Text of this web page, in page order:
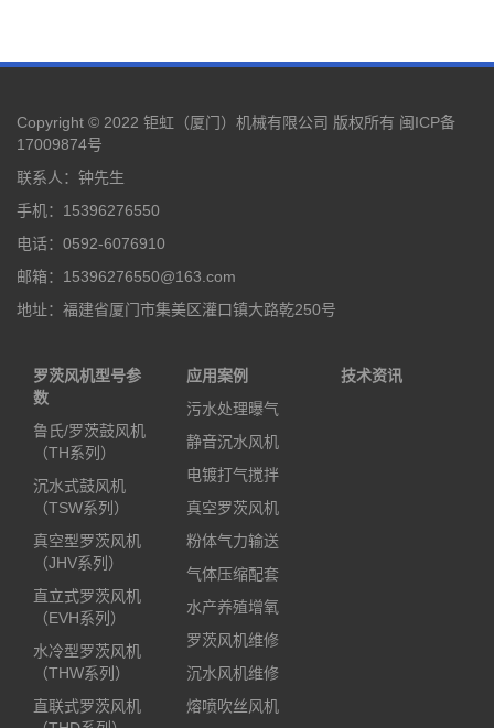
Copyright © 2022 钜虹（厦门）机械有限公司 版权所有 闽ICP备
17009874号
联系人：钟先生
手机：15396276550
电话：0592-6076910
邮箱：15396276550@163.com
地址：福建省厦门市集美区灌口镇大路乾250号
罗茨风机型号参
数
鲁氏/罗茨鼓风机
（TH系列）
沉水式鼓风机
（TSW系列）
真空型罗茨风机
（JHV系列）
直立式罗茨风机
（EVH系列）
水冷型罗茨风机
（THW系列）
直联式罗茨风机
应用案例
污水处理曝气
静音沉水风机
电镀打气搅拌
真空罗茨风机
粉体气力输送
气体压缩配套
水产养殖增氧
罗茨风机维修
沉水风机维修
熔喷吹丝风机
技术资讯